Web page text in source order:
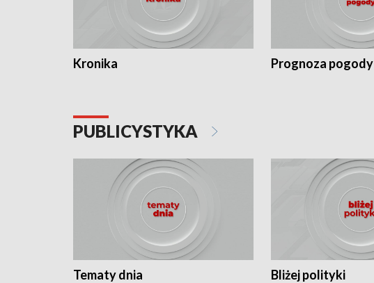
Kronika Prognoza pogody
PUBLICYSTYKA
Tematy dnia Bliżej polityki